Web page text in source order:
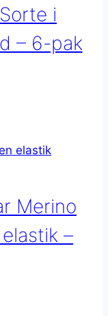
i
– 6-pak
Merino
–